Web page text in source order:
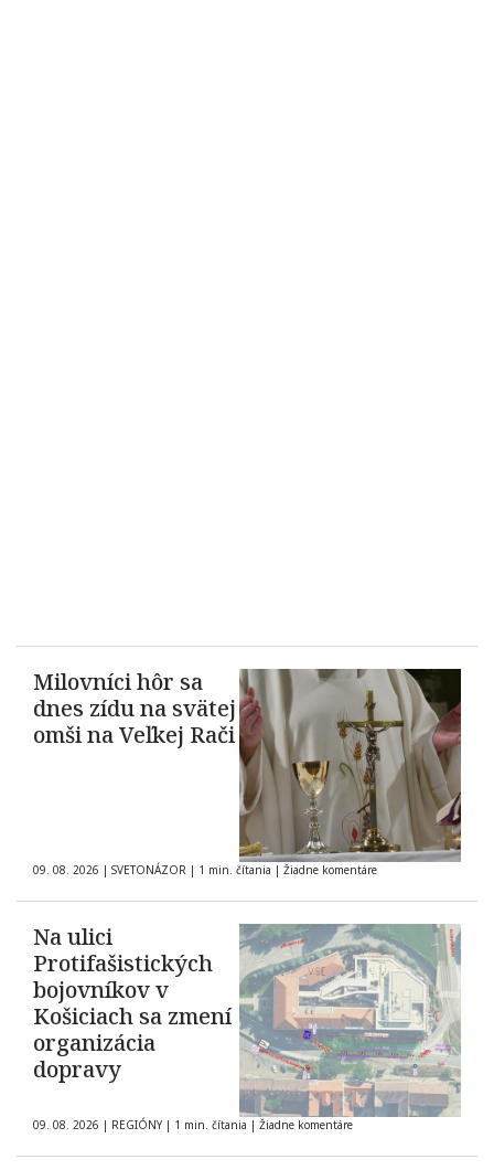
Milovníci hôr sa
dnes zídu na svätej
omši na Veľkej Rači
09. 08. 2026 | SVETONÁZOR | 1 min. čítania | Žiadne komentáre
Na ulici
Protifašistických
bojovníkov v
Košiciach sa zmení
organizácia
dopravy
09. 08. 2026 | REGIÓNY | 1 min. čítania | Žiadne komentáre